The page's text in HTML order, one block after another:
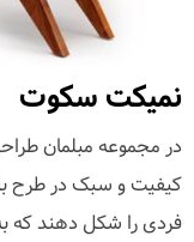
نمیکت سکوت
کیفیت و سبک در طرح
فردی را شکل دهند که